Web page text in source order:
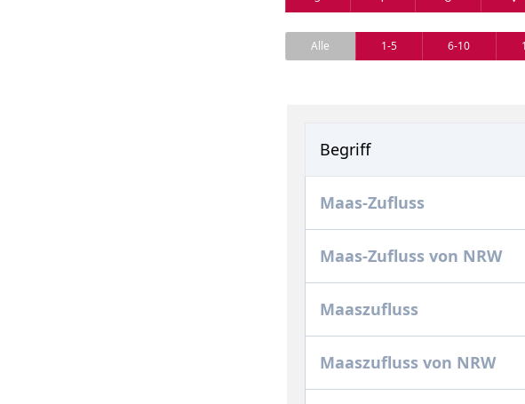
Alle 1-5 6-10
Begriff
Maas-Zufluss
Maas-Zufluss von NRW
Maaszufluss
Maaszufluss von NRW